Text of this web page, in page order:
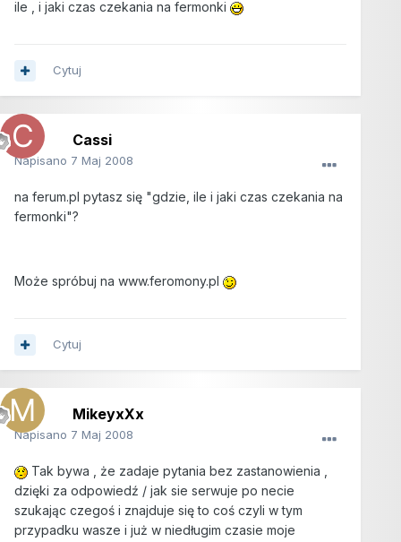
ile , i jaki czas czekania na fermonki
Cytuj
Cassi
Napisano 7 Maj 2008
na ferum.pl pytasz się "gdzie, ile i jaki czas czekania na
fermonki"?
Może spróbuj na www.feromony.pl
Cytuj
MikeyxXx
Napisano 7 Maj 2008
Tak bywa , że zadaje pytania bez zastanowienia ,
dzięki za odpowiedź / jak sie serwuje po necie
szukając czegoś i znajduje się to coś czyli w tym
przypadku wasze i już w niedługim czasie moje